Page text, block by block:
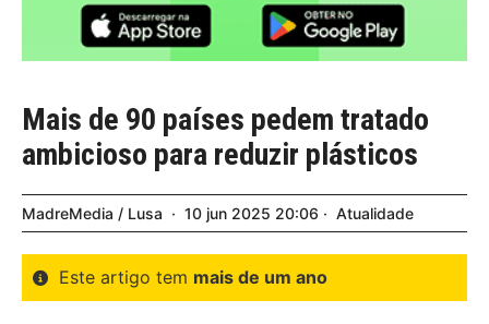
Mais de 90 países pedem tratado
ambicioso para reduzir plásticos
MadreMedia / Lusa 10 jun 2025 20:06 Atualidade
Este artigo tem mais de um ano